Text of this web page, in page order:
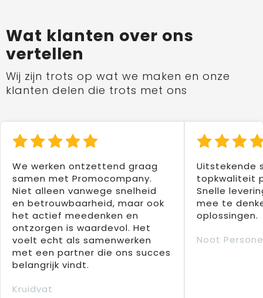
Wat klanten over ons
vertellen
Wij zijn trots op wat we maken en onze
klanten delen die trots met ons
We werken ontzettend graag
samen met Promocompany.
Niet alleen vanwege snelheid
en betrouwbaarheid, maar ook
het actief meedenken en
ontzorgen is waardevol. Het
voelt echt als samenwerken
met een partner die ons succes
belangrijk vindt.
Kruidvat
Uitstekende
topkwaliteit
Snelle
mee te
oplossingen.
Noot